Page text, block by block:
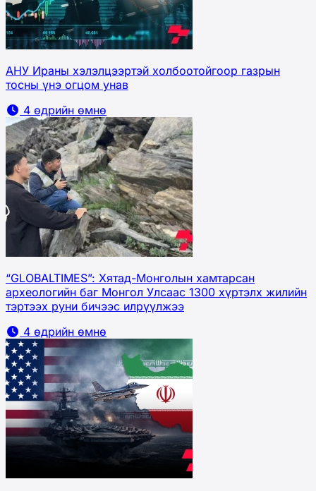
АНУ Ираны хэлэлцээртэй холбоотойгоор газрын
тосны үнэ огцом унав
4 өдрийн өмнө
“GLOBALTIMES”: Хятад-Монголын хамтарсан
археологийн баг Монгол Улсаас 1300 хүртэлх жилийн
тэртээх руни бичээс илрүүлжээ
4 өдрийн өмнө